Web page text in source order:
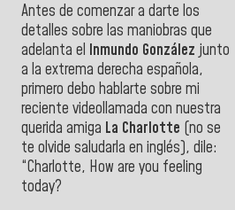
Antes de comenzar a darte los
detalles sobre las maniobras que
adelanta el Inmundo Gonzálezjunto
a la extrema derecha española,
primero debo hablarte sobre mi
reciente videollamada con nuestra
querida amiga La Charlotte (no se
te olvide saludarla en inglés), dile:
“Charlotte, How are you feeling
today?